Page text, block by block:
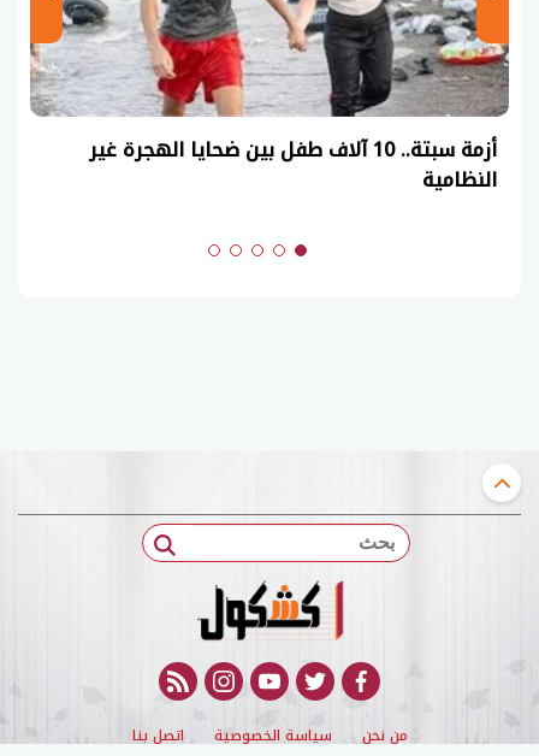
أزمة سبتة.. 10 آلاف طفل بين ضحايا الهجرة غير
النظامية
بحث
facebook
twitter
youtube
instagram
rss feed
من نحن سياسة الخصوصية اتصل بنا